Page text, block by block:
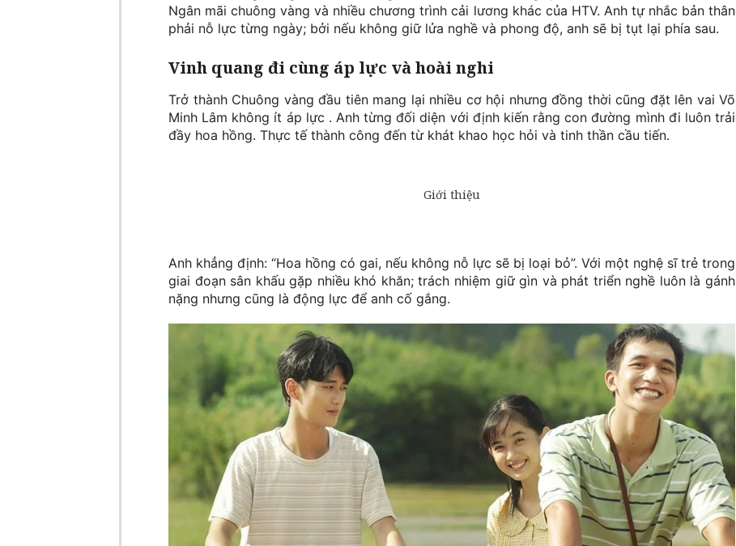
Ngân mãi chuông vàng và nhiều chương trình cải lương khác của HTV. Anh tự nhắc bản thân
phải nỗ lực từng ngày; bởi nếu không giữ lửa nghề và phong độ, anh sẽ bị tụt lại phía sau.
Vinh quang đi cùng áp lực và hoài nghi
Trở thành Chuông vàng đầu tiên mang lại nhiều cơ hội nhưng đồng thời cũng đặt lên vai Võ
Minh Lâm không ít áp lực . Anh từng đối diện với định kiến rằng con đường mình đi luôn trải
đầy hoa hồng. Thực tế thành công đến từ khát khao học hỏi và tinh thần cầu tiến.
Anh khẳng định: “Hoa hồng có gai, nếu không nỗ lực sẽ bị loại bỏ”. Với một nghệ sĩ trẻ trong
giai đoạn sân khấu gặp nhiều khó khăn; trách nhiệm giữ gìn và phát triển nghề luôn là gánh
nặng nhưng cũng là động lực để anh cố gắng.